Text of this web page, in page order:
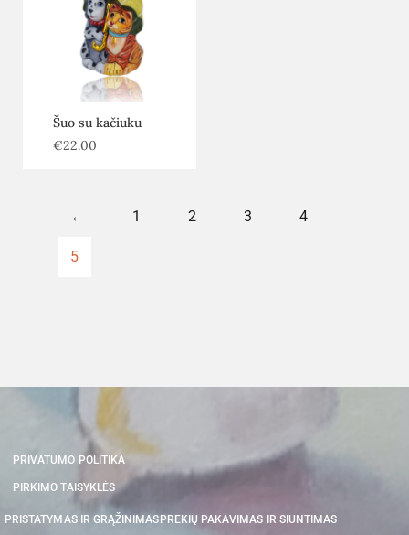
Šuo su kačiuku
€22.00
← 1 2 3 4
5
PRIVATUMO POLITIKA
PIRKIMO TAISYKLĖS
PRISTATYMAS IR GRĄŽINIMAS PREKIŲ PAKAVIMAS IR SIUNTIMAS